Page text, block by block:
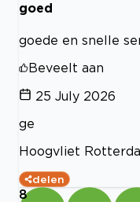
goed
goede en snelle
Beveelt aan
25 July 2026
ge
Hoogvliet
delen
8